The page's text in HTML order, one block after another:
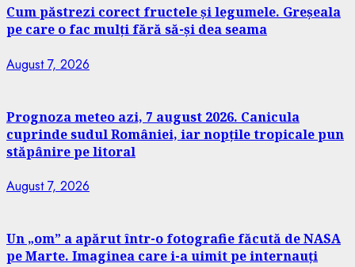
Cum păstrezi corect fructele și legumele. Greșeala
pe care o fac mulți fără să-și dea seama
August 7, 2026
Prognoza meteo azi, 7 august 2026. Canicula
cuprinde sudul României, iar nopțile tropicale pun
stăpânire pe litoral
August 7, 2026
Un „om” a apărut într-o fotografie făcută de NASA
pe Marte. Imaginea care i-a uimit pe internauți